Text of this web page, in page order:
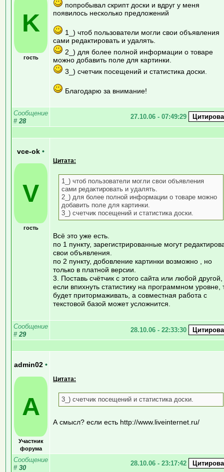
K
гость
попробывал скрипт доски и вдруг у меня
появилось несколько предложений
1_) чтоб пользователи могли свои объявления
сами редактировать и удалять.
2_) для более полной информации о товаре
можно добавить поле для картинки.
3_) счетчик посещений и статистика доски.
Благодарю за внимание!
Сообщение
# 28
27.10.06 - 07:49:29
vce-ok •
V
гость
Цитата:
1_) чтоб пользователи могли свои объявления
сами редактировать и удалять.
2_) для более полной информации о товаре можно
добавить поле для картинки.
3_) счетчик посещений и статистика доски.
Всё это уже есть.
по 1 пункту, зарегистрированные могут
свои объявления.
по 2 пункту, добовление картинки возможно , но
только в платной версии.
3. Поставь счётчик с этого сайта или любой другой,
если впихнуть статистику на программном уровне,
будет притормаживать, а совместная работа с
текстовой базой может усложнится.
Сообщение
# 29
28.10.06 - 22:33:30
admin02 •
A
Участник
форума
Цитата:
3_) счетчик посещений и статистика доски.
А смысл? если есть http://www.liveinternet.ru/
Сообщение
# 30
28.10.06 - 23:17:42